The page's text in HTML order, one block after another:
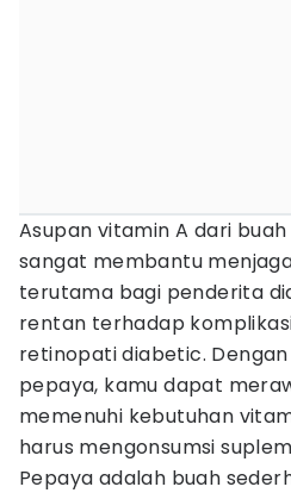
Asupan vitamin A dari
sangat membantu
terutama bagi penderita
rentan terhadap
retinopati diabetic.
pepaya, kamu dapat
memenuhi kebutuhan
harus mengonsumsi
Pepaya adalah buah